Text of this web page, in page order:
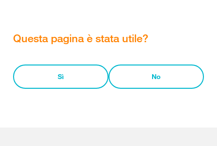
Questa pagina è stata utile?
Sì No